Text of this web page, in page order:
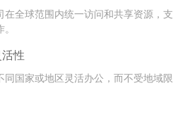
在全球范围内统一访问和共享资源，支
性
同国家或地区灵活办公，而不受地域限